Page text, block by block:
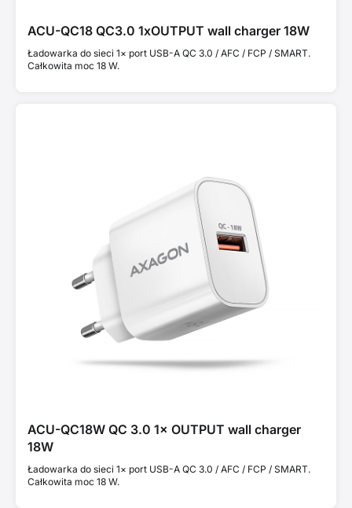
ACU-QC18 QC3.0 1xOUTPUT wall charger 18W
Ładowarka do sieci 1× port USB-A QC 3.0 / AFC / FCP / SMART.
Całkowita moc 18 W.
ACU-QC18W QC 3.0 1× OUTPUT wall charger
18W
Ładowarka do sieci 1× port USB-A QC 3.0 / AFC / FCP / SMART.
Całkowita moc 18 W.